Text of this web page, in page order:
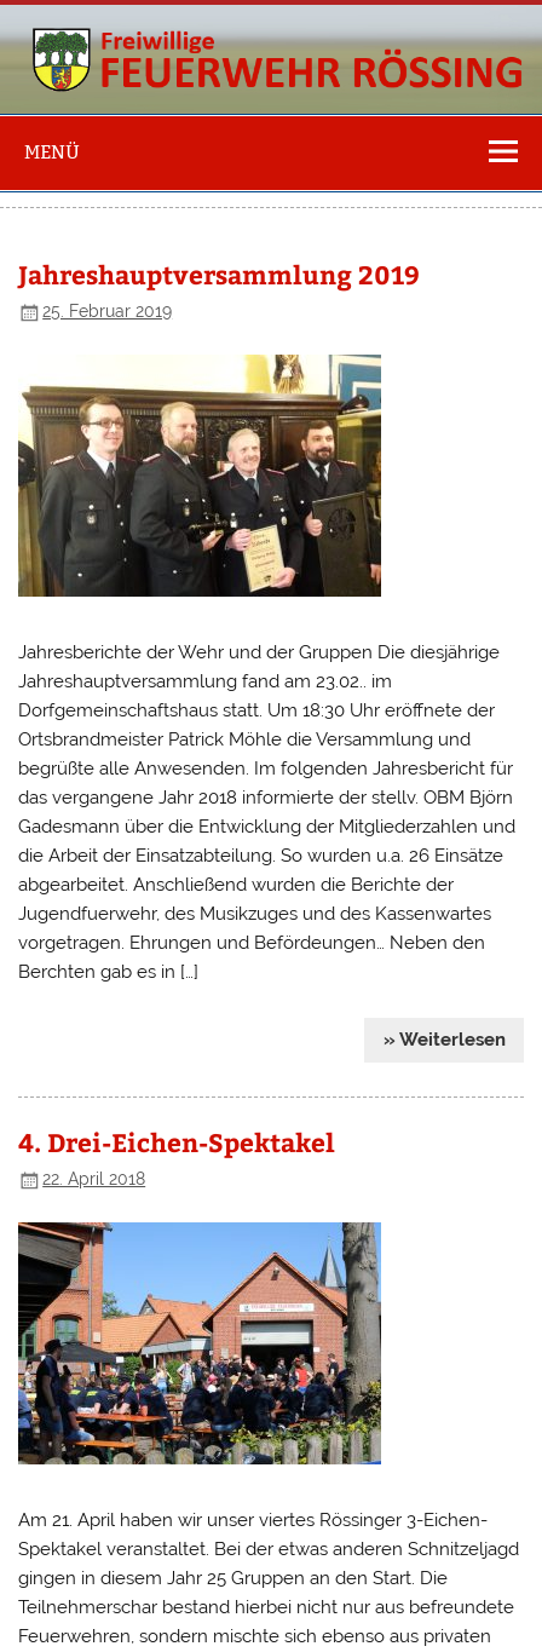
Freiwillige
Feuerwehr
Rössing
MENÜ
Jahreshauptversammlung 2019
25. Februar 2019
Jahresberichte der Wehr und der Gruppen Die diesjährige
Jahreshauptversammlung fand am 23.02.. im
Dorfgemeinschaftshaus statt. Um 18:30 Uhr eröffnete der
Ortsbrandmeister Patrick Möhle die Versammlung und
begrüßte alle Anwesenden. Im folgenden Jahresbericht für
das vergangene Jahr 2018 informierte der stellv. OBM Björn
Gadesmann über die Entwicklung der Mitgliederzahlen und
die Arbeit der Einsatzabteilung. So wurden u.a. 26 Einsätze
abgearbeitet. Anschließend wurden die Berichte der
Jugendfuerwehr, des Musikzuges und des Kassenwartes
vorgetragen. Ehrungen und Befördeungen… Neben den
Berchten gab es in […]
» Weiterlesen
4. Drei-Eichen-Spektakel
22. April 2018
Am 21. April haben wir unser viertes Rössinger 3-Eichen-
Spektakel veranstaltet. Bei der etwas anderen Schnitzeljagd
gingen in diesem Jahr 25 Gruppen an den Start. Die
Teilnehmerschar bestand hierbei nicht nur aus befreundete
Feuerwehren, sondern mischte sich ebenso aus privaten